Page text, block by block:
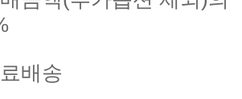
배송